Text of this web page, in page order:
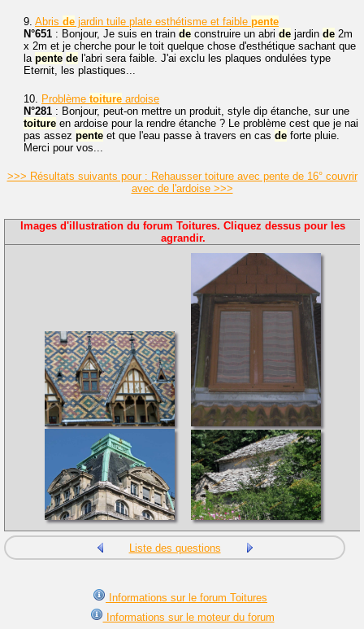
9. Abris de jardin tuile plate esthétisme et faible pente
N°651 : Bonjour, Je suis en train de construire un abri de jardin de 2m
x 2m et je cherche pour le toit quelque chose d'esthétique sachant que
la pente de l'abri sera faible. J'ai exclu les plaques ondulées type
Eternit, les plastiques...
10. Problème toiture ardoise
N°281 : Bonjour, peut-on mettre un produit, style dip étanche, sur une
toiture en ardoise pour la rendre étanche ? Le problème cest que je nai
pas assez pente et que l'eau passe à travers en cas de forte pluie.
Merci pour vos...
>>> Résultats suivants pour : Rehausser toiture avec pente de 16° couvrir
avec de l'ardoise >>>
Images d'illustration du forum Toitures. Cliquez dessus pour les
agrandir.
Liste des questions
Informations sur le forum Toitures
Informations sur le moteur du forum